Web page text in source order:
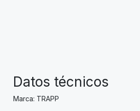
Datos técnicos
Marca: TRAPP